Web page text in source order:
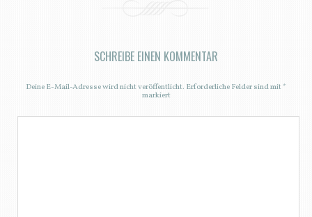
SCHREIBE EINEN KOMMENTAR
Deine E-Mail-Adresse wird nicht veröffentlicht. Erforderliche Felder sind mit*
markiert